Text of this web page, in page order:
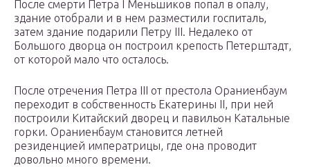
После смерти Петра I Меньшиков попал в опалу,
здание отобрали и в нем разместили госпиталь,
затем здание подарили Петру III. Недалеко от
Большого дворца он построил крепость Петерштадт,
от которой мало что осталось.
После отречения Петра III от престола Ораниенбаум
переходит в собственность Екатерины II, при ней
построили Китайский дворец и павильон Катальные
горки. Ораниенбаум становится летней
резиденцией императрицы, где она проводит
довольно много времени.